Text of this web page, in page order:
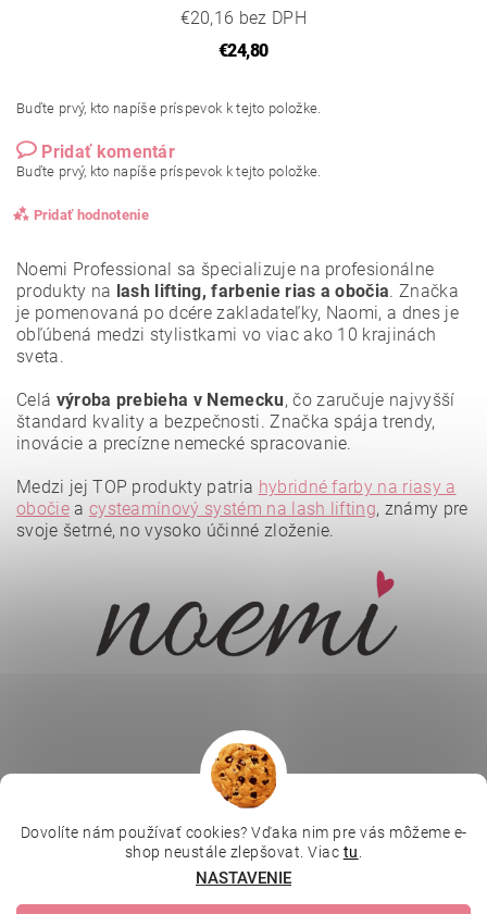
€20,16 bez DPH
€24,80
Buďte prvý, kto napíše príspevok k tejto položke.
Pridať komentár
Buďte prvý, kto napíše príspevok k tejto položke.
Pridať hodnotenie
Noemi Professional sa špecializuje na profesionálne
produkty na lash lifting, farbenie rias a obočia. Značka
je pomenovaná po dcére zakladateľky, Naomi, a dnes je
obľúbená medzi stylistkami vo viac ako 10 krajinách
sveta.
Celá výroba prebieha v Nemecku, čo zaručuje najvyšší
štandard kvality a bezpečnosti. Značka spája trendy,
inovácie a precízne nemecké spracovanie.
Medzi jej TOP produkty patria hybridné farby na riasy a
obočiea cysteamínový systém na lash lifting, známy pre
svoje šetrné, no vysoko účinné zloženie.
Depilujeme.cz | Kosmetická škola | Online kosmetické kurzy |
MikroArt | Ella Baché
Dovolíte nám používať cookies? Vďaka nim pre vás môžeme e-
shop neustále zlepšovat. Viac tu
NASTAVENIE